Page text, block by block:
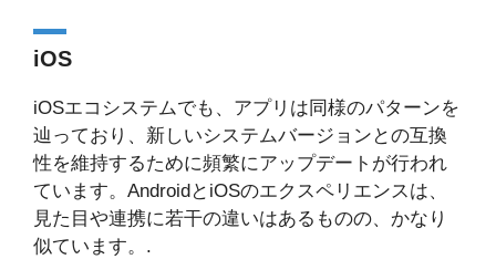
iOS
iOSエコシステムでも、アプリは同様のパターンを
辿っており、新しいシステムバージョンとの互換
性を維持するために頻繁にアップデートが行われ
ています。AndroidとiOSのエクスペリエンスは、
見た目や連携に若干の違いはあるものの、かなり
似ています。.